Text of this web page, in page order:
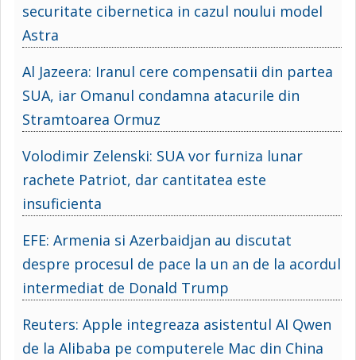
securitate cibernetica in cazul noului model
Astra
Al Jazeera: Iranul cere compensatii din partea
SUA, iar Omanul condamna atacurile din
Stramtoarea Ormuz
Volodimir Zelenski: SUA vor furniza lunar
rachete Patriot, dar cantitatea este
insuficienta
EFE: Armenia si Azerbaidjan au discutat
despre procesul de pace la un an de la acordul
intermediat de Donald Trump
Reuters: Apple integreaza asistentul AI Qwen
de la Alibaba pe computerele Mac din China